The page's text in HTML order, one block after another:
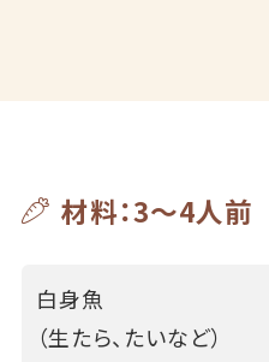
材料：3～4人前
白身魚
（生たら、たいなど）